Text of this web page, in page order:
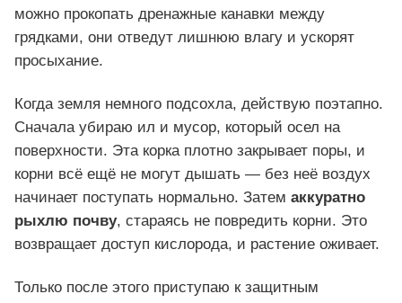
можно прокопать дренажные канавки между
грядками, они отведут лишнюю влагу и ускорят
просыхание.
Когда земля немного подсохла, действую поэтапно.
Сначала убираю ил и мусор, который осел на
поверхности. Эта корка плотно закрывает поры, и
корни всё ещё не могут дышать — без неё воздух
начинает поступать нормально. Затем аккуратно
рыхлю почву, стараясь не повредить корни. Это
возвращает доступ кислорода, и растение оживает.
Только после этого приступаю к защитным